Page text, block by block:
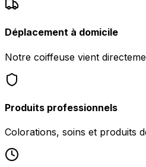
Déplacement à domicile
Notre coiffeuse vient
Produits professionnels
Colorations, soins et produits